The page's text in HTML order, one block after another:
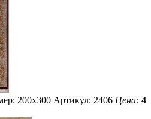
200х300 Артикул: 2406 Цена: 4